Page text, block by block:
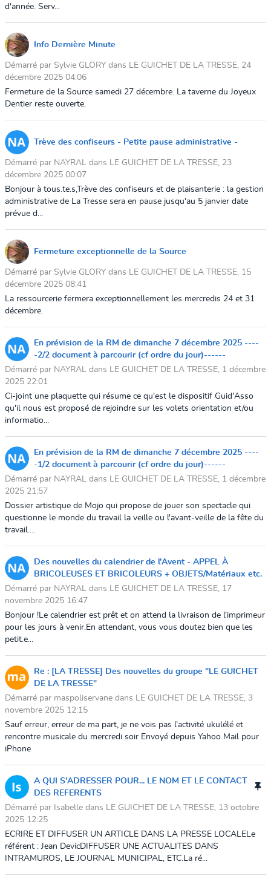
d'année. Serv...
Info Dernière Minute
Démarré par Sylvie GLORY dans LE GUICHET DE LA TRESSE, 24
décembre 2025 04:06
Fermeture de la Source samedi 27 décembre. La taverne du Joyeux
Dentier reste ouverte.
Trève des confiseurs - Petite pause administrative -
Démarré par NAYRAL dans LE GUICHET DE LA TRESSE, 23
décembre 2025 00:07
Bonjour à tous.te.s,Trève des confiseurs et de plaisanterie : la gestion
administrative de La Tresse sera en pause jusqu'au 5 janvier date
prévue d...
Fermeture exceptionnelle de la Source
Démarré par Sylvie GLORY dans LE GUICHET DE LA TRESSE, 15
décembre 2025 08:41
La ressourcerie fermera exceptionnellement les mercredis 24 et 31
décembre.
En prévision de la RM de dimanche 7 décembre 2025 ----
-2/2 document à parcourir (cf ordre du jour)------
Démarré par NAYRAL dans LE GUICHET DE LA TRESSE, 1 décembre
2025 22:01
Ci-joint une plaquette qui résume ce qu'est le dispositif Guid'Asso
qu'il nous est proposé de rejoindre sur les volets orientation et/ou
informatio...
En prévision de la RM de dimanche 7 décembre 2025 ----
-1/2 document à parcourir (cf ordre du jour)------
Démarré par NAYRAL dans LE GUICHET DE LA TRESSE, 1 décembre
2025 21:57
Dossier artistique de Mojo qui propose de jouer son spectacle qui
questionne le monde du travail la veille ou l'avant-veille de la fête du
travail....
Des nouvelles du calendrier de l'Avent - APPEL À
BRICOLEUSES ET BRICOLEURS + OBJETS/Matériaux etc.
Démarré par NAYRAL dans LE GUICHET DE LA TRESSE, 17
novembre 2025 16:47
Bonjour !Le calendrier est prêt et on attend la livraison de l'imprimeur
pour les jours à venir.En attendant, vous vous doutez bien que les
petit.e...
Re : [LA TRESSE] Des nouvelles du groupe "LE GUICHET
DE LA TRESSE"
Démarré par maspoliservane dans LE GUICHET DE LA TRESSE, 3
novembre 2025 12:15
Sauf erreur, erreur de ma part, je ne vois pas l’activité ukulélé et
rencontre musicale du mercredi soir Envoyé depuis Yahoo Mail pour
iPhone
A QUI S'ADRESSER POUR... LE NOM ET LE CONTACT
DES REFERENTS
Démarré par Isabelle dans LE GUICHET DE LA TRESSE, 13 octobre
2025 12:25
ECRIRE ET DIFFUSER UN ARTICLE DANS LA PRESSE LOCALELe
référent : Jean DevicDIFFUSER UNE ACTUALITES DANS
INTRAMUROS, LE JOURNAL MUNICIPAL, ETC.La ré...